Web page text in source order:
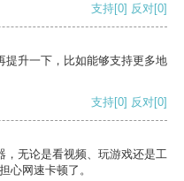
支持[0] 反对[0]
提升一下，比如能够支持更多地
支持[0] 反对[0]
，无论是看视频、玩游戏还是工
心网速卡顿了。